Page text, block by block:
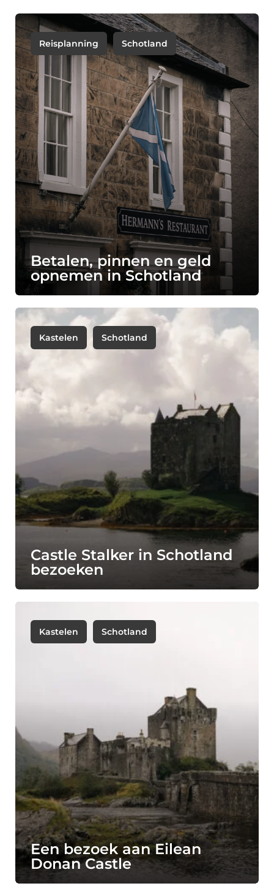
Reisplanning Schotland
Betalen, pinnen en geld
opnemen in Schotland
Kastelen Schotland
Castle Stalker in Schotland
bezoeken
Kastelen Schotland
Een bezoek aan Eilean
Donan Castle